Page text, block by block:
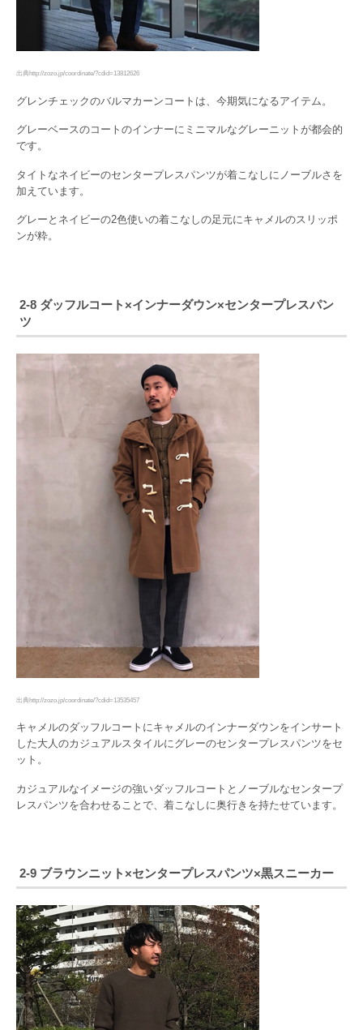
出典http://zozo.jp/coordinate/?cdid=13812626
グレンチェックのバルマカーンコートは、今期気になるアイテム。
グレーベースのコートのインナーにミニマルなグレーニットが都会的
です。
タイトなネイビーのセンタープレスパンツが着こなしにノーブルさを
加えています。
グレーとネイビーの2色使いの着こなしの足元にキャメルのスリッポ
ンが粋。
2-8 ダッフルコート×インナーダウン×センタープレスパン
ツ
出典http://zozo.jp/coordinate/?cdid=13535457
キャメルのダッフルコートにキャメルのインナーダウンをインサート
した大人のカジュアルスタイルにグレーのセンタープレスパンツをセ
ット。
カジュアルなイメージの強いダッフルコートとノーブルなセンタープ
レスパンツを合わせることで、着こなしに奥行きを持たせています。
2-9 ブラウンニット×センタープレスパンツ×黒スニーカー